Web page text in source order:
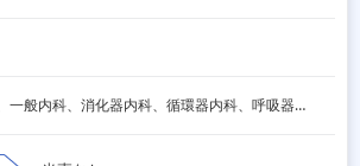
小児科、一般内科、消化器内科、循環器内科、呼吸器内科、血液内科、心療内科、脳神経内科、内分泌内科、老人内科、一般外科、消化器外科、心臓外科、呼吸器外科、脳神経外科、整形外科、形成外科、リハビリテーション科、産婦人科、婦人科、精神科、眼科、耳鼻咽喉科、皮膚科、泌尿器科、放射線科、人工透析、麻酔科、美容外科、人間ドック・検診、その他